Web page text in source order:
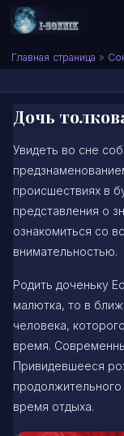
Skip to content
Сонник I-
Главная страница »
Дочь
Увидеть во сне
происшествиях в
представления о
ознакомиться со
внимательностью.
Родить доченьку
малютка, то в
человека,
время.
Привидевшееся
время отдыха.